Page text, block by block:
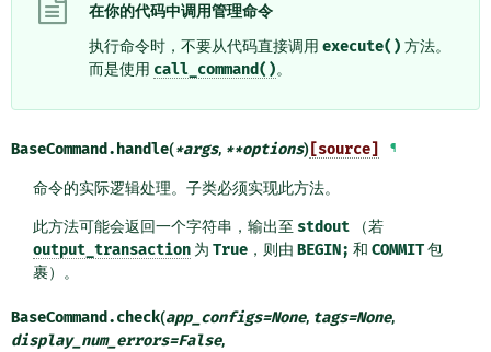
在你的代码中调用管理命令
执行命令时，不要从代码直接调用 execute() 方法。
而是使用 call_command()。
BaseCommand.handle(*args, **options) [source] ¶
命令的实际逻辑处理。子类必须实现此方法。
此方法可能会返回一个字符串，输出至 stdout（若
output_transaction为 True，则由 BEGIN; 和 COMMIT包
裹）。
BaseCommand.check(app_configs=None, tags=None,
display_num_errors=False,